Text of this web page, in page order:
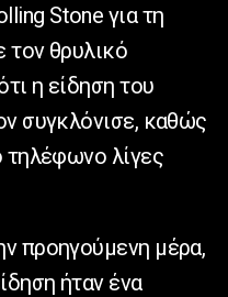
Stone για τη
τον θρυλικό
η είδηση του
συγκλόνισε, καθώς
τηλέφωνο λίγες
προηγούμενη μέρα,
ήταν ένα